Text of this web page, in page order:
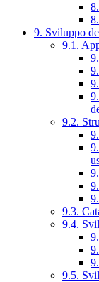
9. Sviluppo
9.1.
9.2.
9.3.
9.4.
9.5.